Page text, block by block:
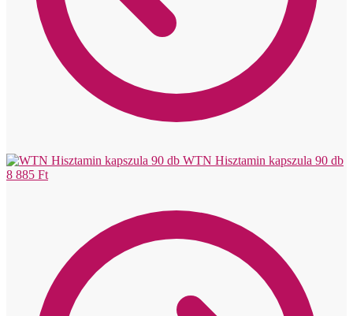
WTN Hisztamin kapszula 90 db
8 885 Ft